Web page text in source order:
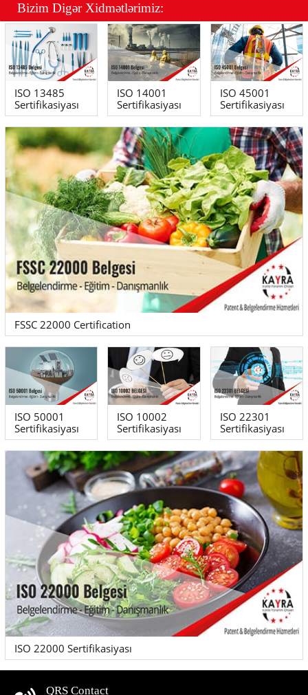
Bizim Digər Xidmətlərimiz:
ISO 13485
Sertifikasiyası
ISO 14001
Sertifikasiyası
ISO 45001
Sertifikasiyası
FSSC 22000 Certification
ISO 50001
Sertifikasiyası
ISO 10002
Sertifikasiyası
ISO 22301
Sertifikasiyası
ISO 22000 Sertifikasiyası
QRS Contact